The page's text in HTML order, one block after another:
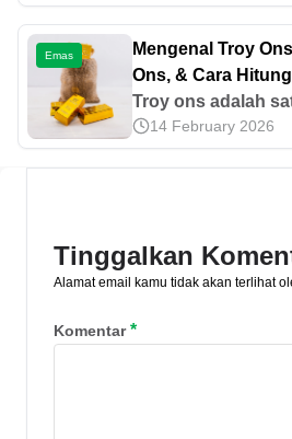
sangat luas. Inilah
sebagai logam
Emas
Mengenal Troy
Ons, & Cara
Troy ons adalah
digunakan dalam
berharga. Yuk,
14 February 2026
Tinggalkan
Alamat email kamu tidak akan terlihat
Komentar*